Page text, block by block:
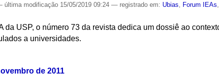
última modificação 15/05/2019 09:24— registrado em: Ubias Forum IEAs
da USP, o número 73 da revista dedica um dossiê ao
a universidades.
de 2011